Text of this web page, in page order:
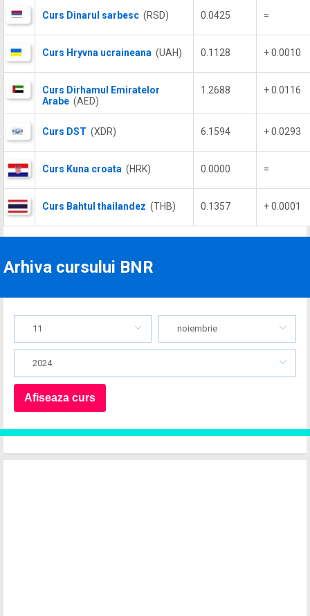
Curs Dinarul sarbesc (RSD) 0.0425 =
Curs Hryvna ucraineana (UAH) 0.1128 + 0.0010
Curs Dirhamul Emiratelor
Arabe (AED)
1.2688 + 0.0116
Curs DST (XDR) 6.1594 + 0.0293
Curs Kuna croata (HRK) 0.0000 =
Curs Bahtul thailandez (THB) 0.1357 + 0.0001
Arhiva cursului BNR
11 noiembrie
2024